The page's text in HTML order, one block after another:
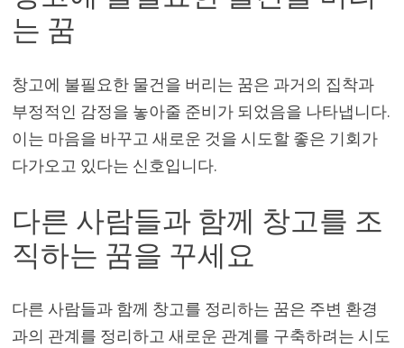
는 꿈
창고에 불필요한 물건을 버리는 꿈은 과거의 집착과
부정적인 감정을 놓아줄 준비가 되었음을 나타냅니다.
이는 마음을 바꾸고 새로운 것을 시도할 좋은 기회가
다가오고 있다는 신호입니다.
다른 사람들과 함께 창고를 조
직하는 꿈을 꾸세요
다른 사람들과 함께 창고를 정리하는 꿈은 주변 환경
과의 관계를 정리하고 새로운 관계를 구축하려는 시도